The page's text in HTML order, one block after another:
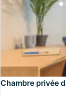
Chambre privée